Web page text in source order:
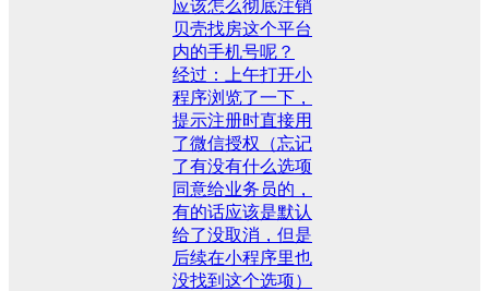
应该怎么彻底注销
贝壳找房这个平台
内的手机号呢？
经过：上午打开小
程序浏览了一下，
提示注册时直接用
了微信授权（忘记
了有没有什么选项
同意给业务员的，
有的话应该是默认
给了没取消，但是
后续在小程序里也
没找到这个选项）